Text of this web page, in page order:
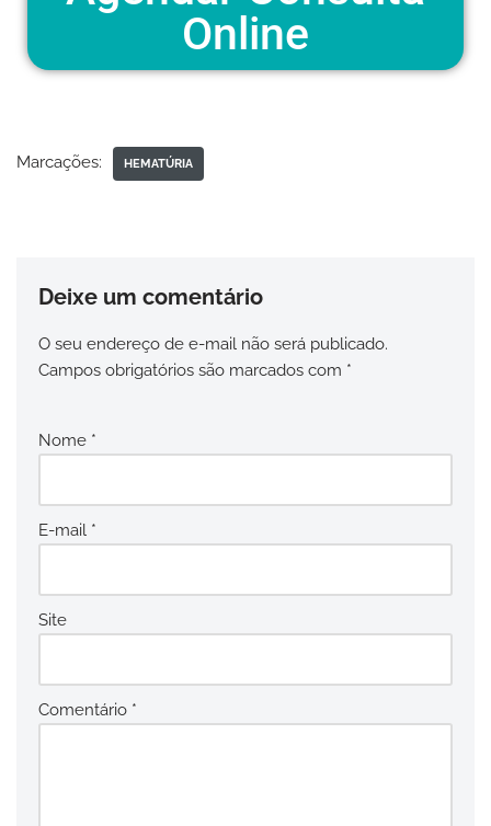
Online
Marcações: HEMATÚRIA
Deixe um comentário
O seu endereço de e-mail não será publicado.
Campos obrigatórios são marcados com *
Nome *
E-mail *
Site
Comentário *